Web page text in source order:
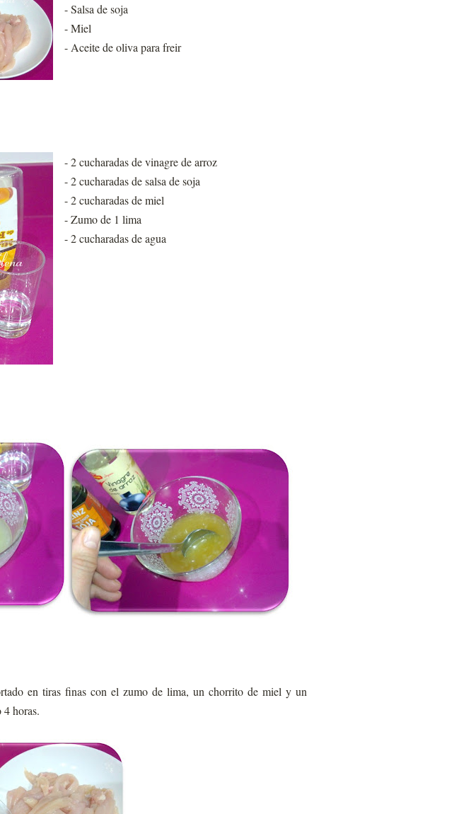
- Salsa de soja
- Miel
- Aceite de oliva para freir
- 2 cucharadas de vinagre de arroz
- 2 cucharadas de salsa de soja
- 2 cucharadas de miel
- Zumo de 1 lima
- 2 cucharadas de agua
en tiras finas con el zumo de lima, un chorrito de miel y un
4 horas.